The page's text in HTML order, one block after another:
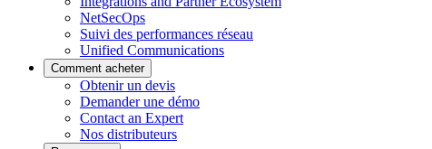
NetSecOps
Suivi des performances réseau
Unified Communications
Comment acheter
Obtenir un devis
Demander une démo
Contact an Expert
Nos distributeurs